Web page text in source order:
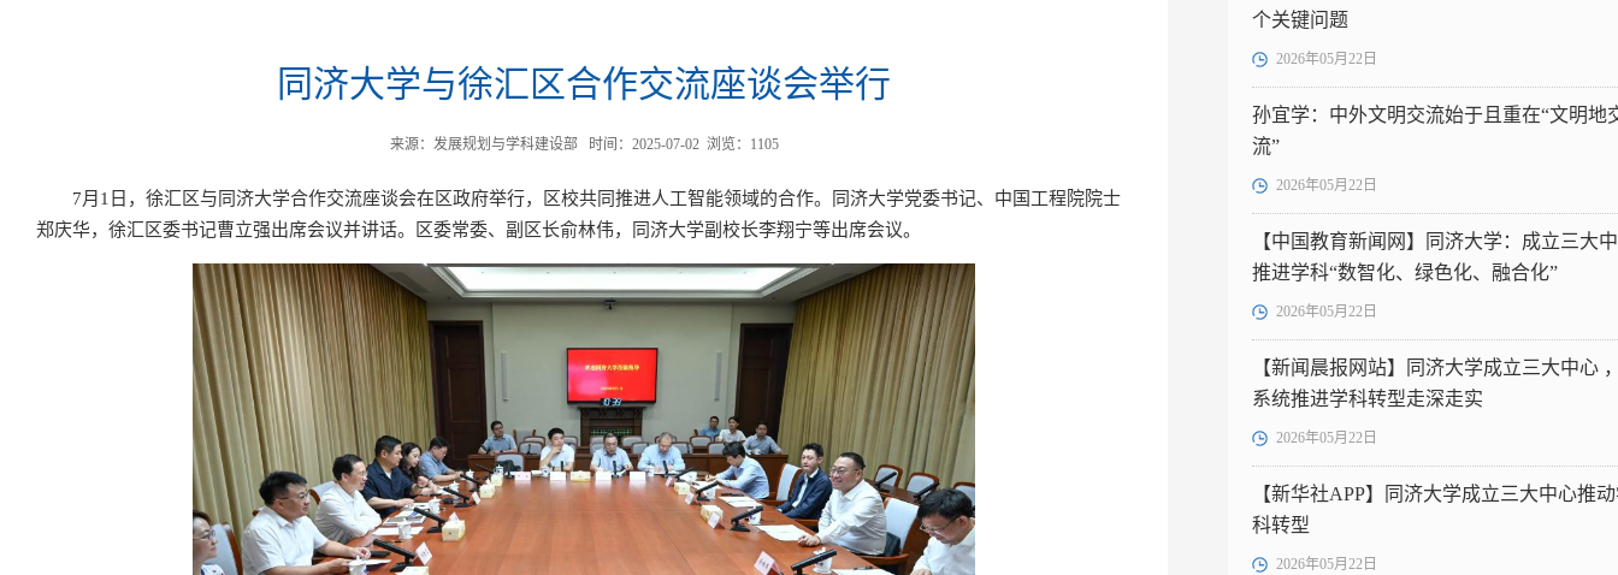
同济大学与徐汇区合作交流座谈会举行
来源：发展规划与学科建设部 时间：2025-07-02 浏览： 1105
7月1日，徐汇区与同济大学合作交流座谈会在区政府举行，区校共同推进人工智能领域的合作。同济大学党委书记、中国工程院院士
郑庆华，徐汇区委书记曹立强出席会议并讲话。区委常委、副区长俞林伟，同济大学副校长李翔宁等出席会议。
个关键问题
2026年05月22日
孙宜学：中外文明交流始于且重在“文明地
流”
2026年05月22日
【中国教育新闻网】同济大学：成立三大
推进学科“数智化、绿色化、融合化”
2026年05月22日
【新闻晨报网站】同济大学成立三大中心
系统推进学科转型走深走实
2026年05月22日
【新华社APP】同济大学成立三大中心推
科转型
2026年05月22日